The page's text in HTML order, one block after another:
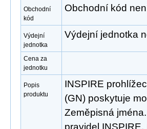
Obchodní
kód
Obchodní kód
Výdejní
jednotka
Výdejní jednotka
Cena za
jednotku
Popis
produktu
INSPIRE
(GN) poskytuje
Zeměpisná
pravidel